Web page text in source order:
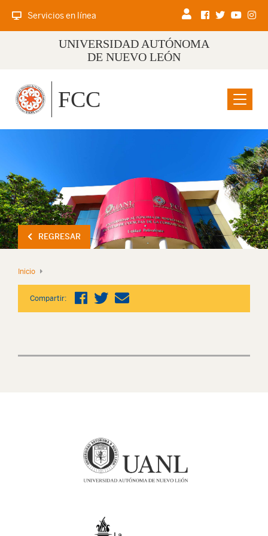
Servicios en línea
UNIVERSIDAD AUTÓNOMA
DE NUEVO LEÓN
Menu
FCC
REGRESAR
Inicio
Compartir: